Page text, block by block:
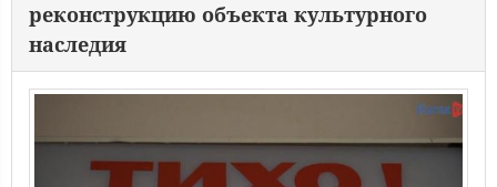
реконструкцию объекта культурного
наследия